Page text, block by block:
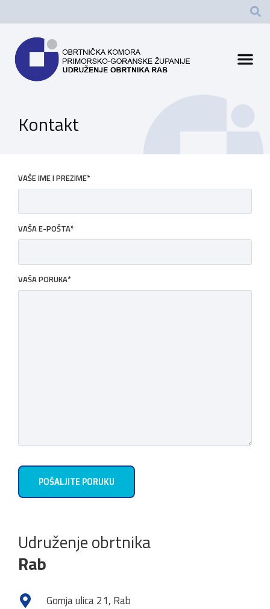
Kontakt
VAŠE IME I PREZIME*
VAŠA E-POŠTA*
VAŠA PORUKA*
Udruženje obrtnika
Rab
Gornja ulica 21, Rab